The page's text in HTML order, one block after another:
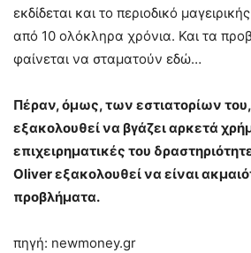
εκδίδεται και το περιοδικό
από 10 ολόκληρα χρόνια. Και τα
φαίνεται να σταματούν εδώ…
Πέραν, όμως, των εστιατορίων
εξακολουθεί να βγάζει αρκετά
επιχειρηματικές του
Oliver εξακολουθεί να είναι
προβλήματα.
πηγή: newmoney.gr